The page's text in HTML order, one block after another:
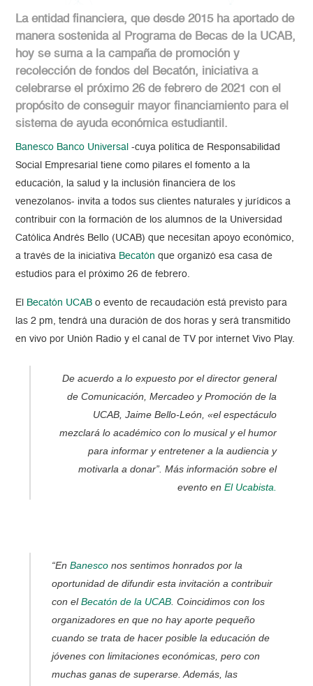
La entidad financiera, que desde 2015 ha aportado de
manera sostenida al Programa de Becas de la UCAB,
hoy se suma a la campaña de promoción y
recolección de fondos del Becatón, iniciativa a
celebrarse el próximo 26 de febrero de 2021 con el
propósito de conseguir mayor financiamiento para el
sistema de ayuda económica estudiantil.
Banesco Banco Universal -cuya política de Responsabilidad
Social Empresarial tiene como pilares el fomento a la
educación, la salud y la inclusión financiera de los
venezolanos- invita a todos sus clientes naturales y jurídicos a
contribuir con la formación de los alumnos de la Universidad
Católica Andrés Bello (UCAB) que necesitan apoyo económico,
a través de la iniciativa Becatón que organizó esa casa de
estudios para el próximo 26 de febrero.
El Becatón UCAB o evento de recaudación está previsto para
las 2 pm, tendrá una duración de dos horas y será transmitido
en vivo por Unión Radio y el canal de TV por internet Vivo Play.
De acuerdo a lo expuesto por el director general
de Comunicación, Mercadeo y Promoción de la
UCAB, Jaime Bello-León, «el espectáculo
mezclará lo académico con lo musical y el humor
para informar y entretener a la audiencia y
motivarla a donar”. Más información sobre el
evento en El Ucabista
“EnBanesco nos sentimos honrados por la
oportunidad de difundir esta invitación a contribuir
con elBecatón de la UCAB . Coincidimos con los
organizadores en que no hay aporte pequeño
cuando se trata de hacer posible la educación de
jóvenes con limitaciones económicas, pero con
muchas ganas de superarse. Además, las